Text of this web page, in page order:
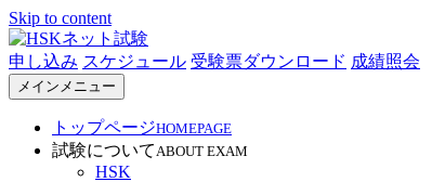
Skip to content
HSKネット試験
申し込み スケジュール 受験票ダウンロード 成績照会
メインメニュー
トップページHOMEPAGE
試験についてABOUT EXAM
HSK